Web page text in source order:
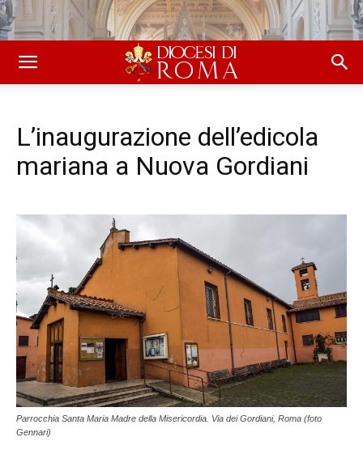
L’inaugurazione dell’edicola
mariana a Nuova Gordiani
Parrocchia Santa Maria Madre della Misericordia. Via dei Gordiani, Roma (foto
Gennari)